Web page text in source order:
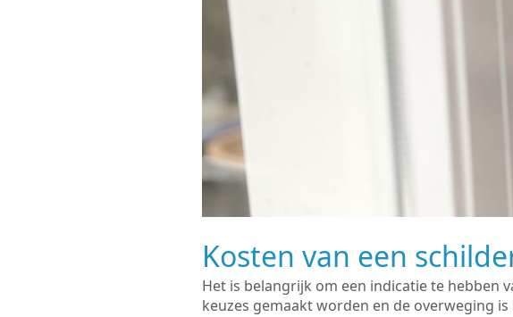
Kosten van een
Het is belangrijk om een indicatie te hebben
keuzes gemaakt worden en de overweging